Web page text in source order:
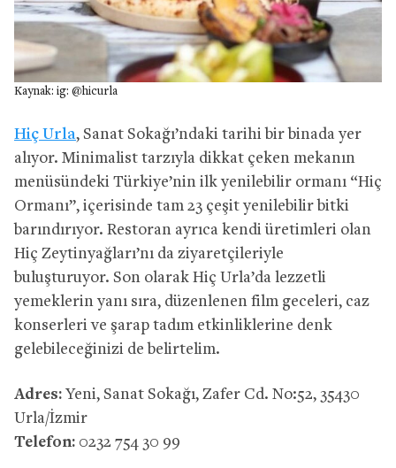
Kaynak: ig: @hicurla
Hiç Urla, Sanat Sokağı’ndaki tarihi bir binada yer
alıyor. Minimalist tarzıyla dikkat çeken mekanın
menüsündeki Türkiye’nin ilk yenilebilir ormanı “Hiç
Ormanı”, içerisinde tam 23 çeşit yenilebilir bitki
barındırıyor. Restoran ayrıca kendi üretimleri olan
Hiç Zeytinyağları’nı da ziyaretçileriyle
buluşturuyor. Son olarak Hiç Urla’da lezzetli
yemeklerin yanı sıra, düzenlenen film geceleri, caz
konserleri ve şarap tadım etkinliklerine denk
gelebileceğinizi de belirtelim.
Adres: Yeni, Sanat Sokağı, Zafer Cd. No:52, 35430
Urla/İzmir
Telefon: 0232 754 30 99